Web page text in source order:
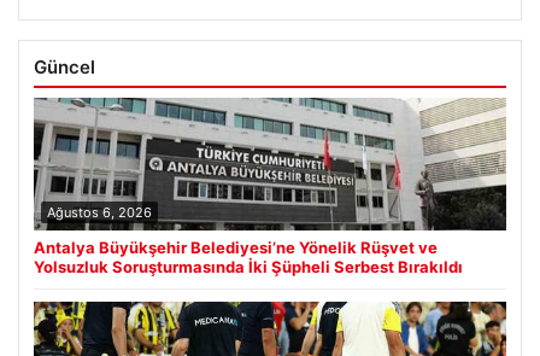
Güncel
Ağustos 6, 2026
Antalya Büyükşehir Belediyesi’ne Yönelik Rüşvet ve
Yolsuzluk Soruşturmasında İki Şüpheli Serbest Bırakıldı